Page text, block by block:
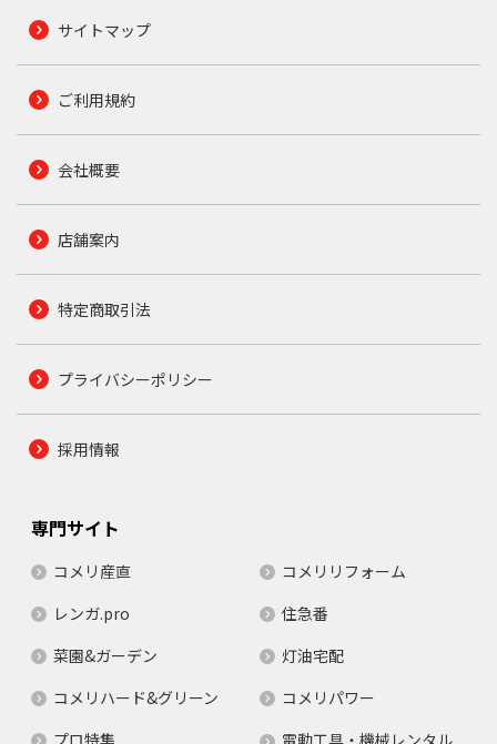
サイトマップ
ご利用規約
会社概要
店舗案内
特定商取引法
プライバシーポリシー
採用情報
専門サイト
コメリ産直
コメリリフォーム
レンガ.pro
住急番
菜園&ガーデン
灯油宅配
コメリハード&グリーン
コメリパワー